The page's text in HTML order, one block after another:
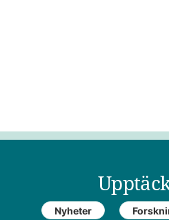
Nyheter